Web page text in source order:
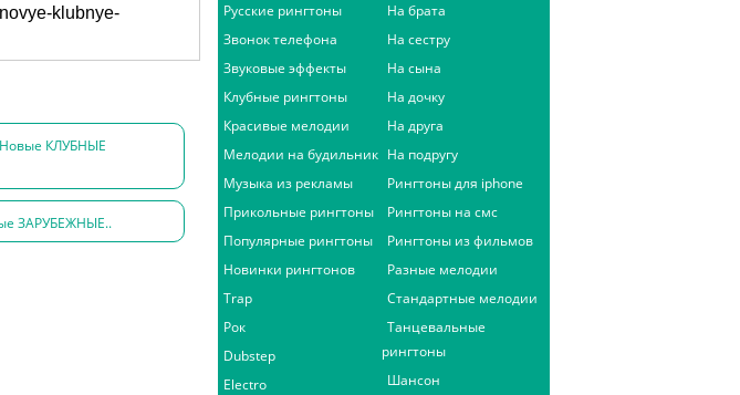
klubnye-
Новые КЛУБНЫЕ
ЗАРУБЕЖНЫЕ..
Русские рингтоны
Звонок телефона
Звуковые эффекты
Клубные рингтоны
Красивые мелодии
Мелодии на будильник
Музыка из рекламы
Прикольные рингтоны
Популярные рингтоны
Новинки рингтонов
Trap
Рок
Dubstep
Electro
На брата
На сестру
На сына
На дочку
На друга
На подругу
Рингтоны для iphone
Рингтоны на смс
Рингтоны из фильмов
Разные мелодии
Стандартные мелодии
Танцевальные
рингтоны
Шансон